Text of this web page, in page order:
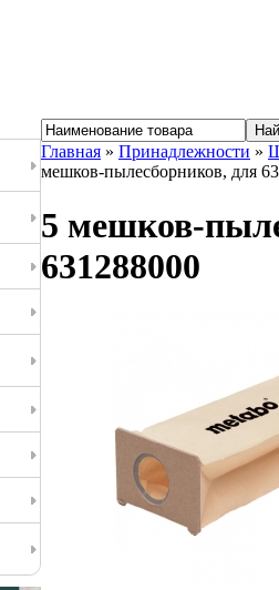
Главная » Принадлежности »
мешков-пылесборников, для
5 мешков-
631288000